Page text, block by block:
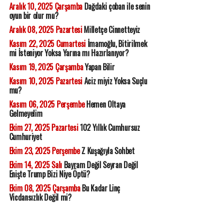
Aralık 10, 2025 ÇarşambaDağdaki çoban ile senin
oyun bir olur mu?
Aralık 08, 2025 PazartesiMilletçe Cinnetteyiz
Kasım 22, 2025 Cumartesiİmamoğlu, Bitirilmek
mi İsteniyor Yoksa Yarına mı Hazırlanıyor?
Kasım 19, 2025 ÇarşambaYapan Bilir
Kasım 10, 2025 PazartesiAciz miyiz Yoksa Suçlu
mu?
Kasım 06, 2025 PerşembeHemen Oltaya
Gelmeyelim
Ekim 27, 2025 Pazartesi102 Yıllık Cumhursuz
Cumhuriyet
Ekim 23, 2025 PerşembeZ Kuşağıyla Sohbet
Ekim 14, 2025 SalıBayram Değil Seyran Değil
Enişte Trump Bizi Niye Öptü?
Ekim 08, 2025 ÇarşambaBu Kadar Linç
Vicdansızlık Değil mi?